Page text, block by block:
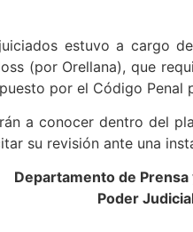
estuvo a cargo
(por Orellana), que
por el Código Penal
a conocer dentro del
su revisión ante una
Departamento de Prensa
Poder